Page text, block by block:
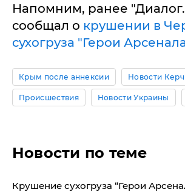
Напомним, ранее
сообщал о крушении в
сухогруза "Герои
Крым после аннексии Новости
Происшествия Новости Украины
Новости по теме
Крушение сухогруза “Герои